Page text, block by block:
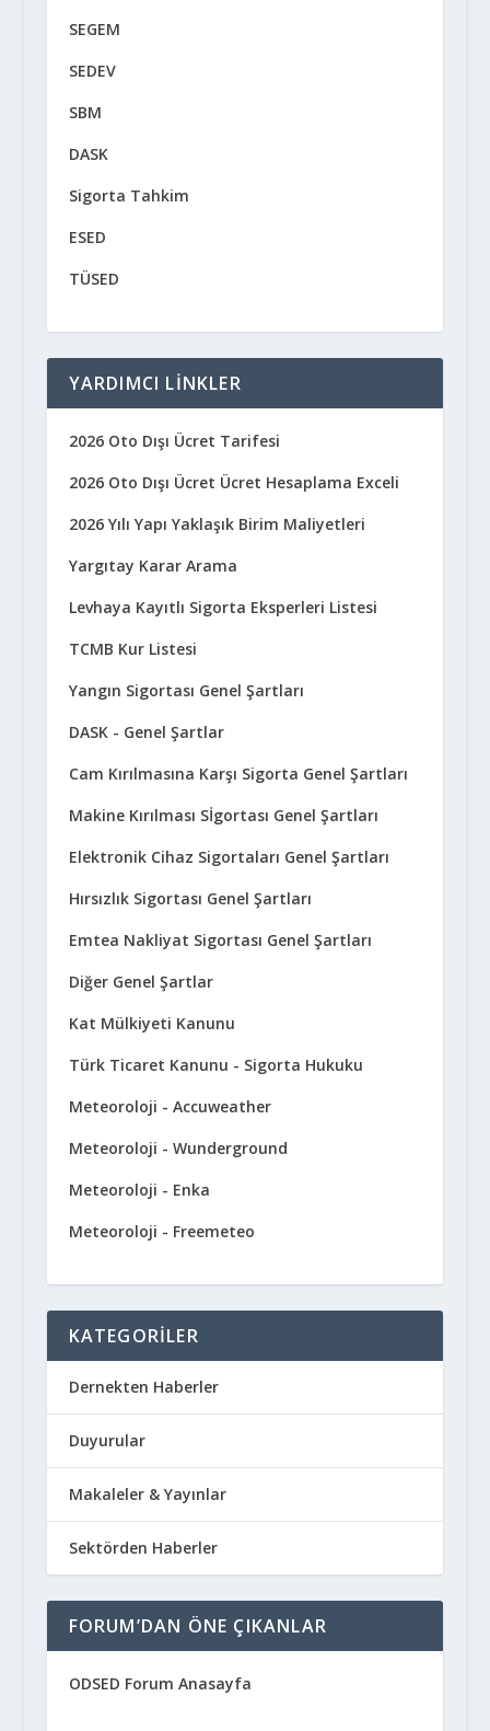
SEGEM
SEDEV
SBM
DASK
Sigorta Tahkim
ESED
TÜSED
YARDIMCI LINKLER
2026 Oto Dışı Ücret Tarifesi
2026 Oto Dışı Ücret Ücret Hesaplama Exceli
2026 Yılı Yapı Yaklaşık Birim Maliyetleri
Yargıtay Karar Arama
Levhaya Kayıtlı Sigorta Eksperleri Listesi
TCMB Kur Listesi
Yangın Sigortası Genel Şartları
DASK - Genel Şartlar
Cam Kırılmasına Karşı Sigorta Genel Şartları
Makine Kırılması Sİgortası Genel Şartları
Elektronik Cihaz Sigortaları Genel Şartları
Hırsızlık Sigortası Genel Şartları
Emtea Nakliyat Sigortası Genel Şartları
Diğer Genel Şartlar
Kat Mülkiyeti Kanunu
Türk Ticaret Kanunu - Sigorta Hukuku
Meteoroloji - Accuweather
Meteoroloji - Wunderground
Meteoroloji - Enka
Meteoroloji - Freemeteo
KATEGORILER
Dernekten Haberler
Duyurular
Makaleler & Yayınlar
Sektörden Haberler
FORUM’DAN ÖNE ÇIKANLAR
ODSED Forum Anasayfa